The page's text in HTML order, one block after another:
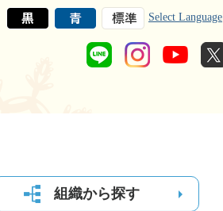
Select Language
組織から探す